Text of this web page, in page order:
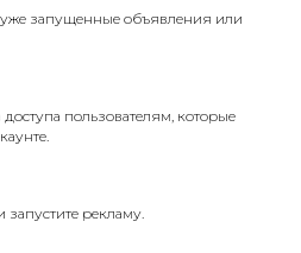
запущенные объявления или
доступа пользователям, которые
запустите рекламу.